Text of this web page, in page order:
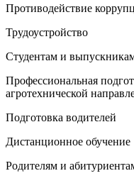
Противодействие
Трудоустройство
Студентам и
Профессиональная
агротехнической
Подготовка водителей
Дистанционное обучение
Родителям и